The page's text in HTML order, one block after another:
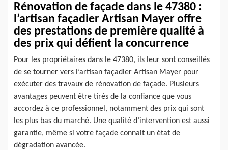
Rénovation de façade dans le 47380 :
l’artisan façadier Artisan Mayer offre
des prestations de première qualité à
des prix qui défient la concurrence
Pour les propriétaires dans le 47380, ils leur sont conseillés
de se tourner vers l’artisan façadier Artisan Mayer pour
exécuter des travaux de rénovation de façade. Plusieurs
avantages peuvent être tirés de la confiance que vous
accordez à ce professionnel, notamment des prix qui sont
les plus bas du marché. Une qualité d’intervention est aussi
garantie, même si votre façade connait un état de
dégradation avancée.